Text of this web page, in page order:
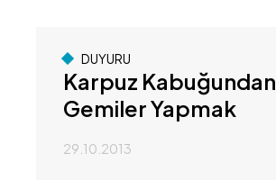
DUYURU
Karpuz Kabuğundan
Gemiler Yapmak
29.10.2013